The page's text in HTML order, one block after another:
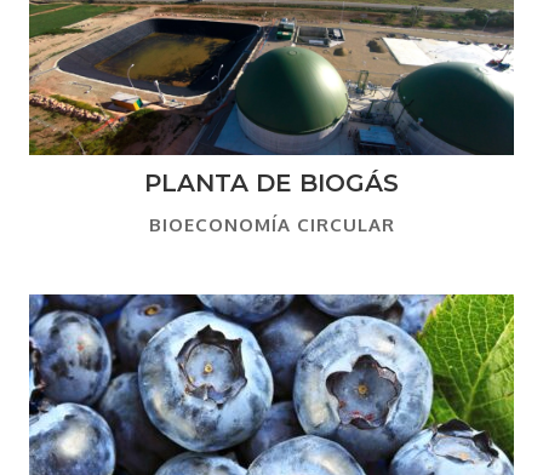
PLANTA DE BIOGÁS
BIOECONOMÍA CIRCULAR